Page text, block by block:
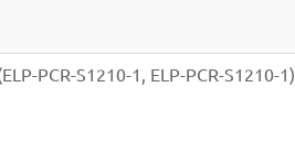
PCR-S1210-1, ELP-PCR-S1210-1)